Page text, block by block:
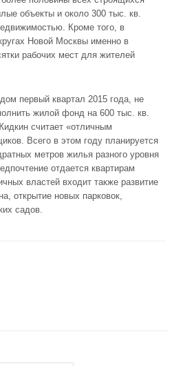
объекты и около 300 тыс. кв.
Кроме того, в
Новой Москвы именно в
рабочих мест для жителей
первый квартал 2015 года, не
жилой фонд на 600 тыс. кв.
считает «отличным
Всего в этом году планируется
метров жилья разного уровня
отдается квартирам
властей входит также развитие
открытие новых парковок,
садов.